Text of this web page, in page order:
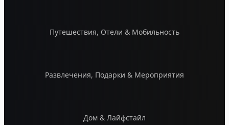
Путешествия, Отели & Мобильность
Развлечения, Подарки & Мероприятия
Дом & Лайфстайл